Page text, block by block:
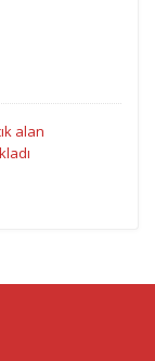
alan